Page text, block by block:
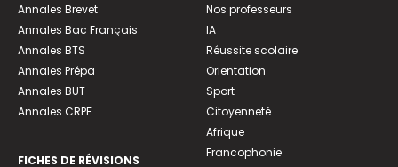
Annales Brevet
Annales Bac Français
Annales BTS
Annales Prépa
Annales BUT
Annales CRPE
FICHES DE RÉVISIONS
Nos professeurs
IA
Réussite scolaire
Orientation
Sport
Citoyenneté
Afrique
Francophonie